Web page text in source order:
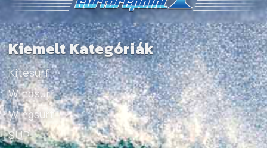
Kiemelt Kategóriák
Kitesurf
Windsurf
Wingsurf
SUP